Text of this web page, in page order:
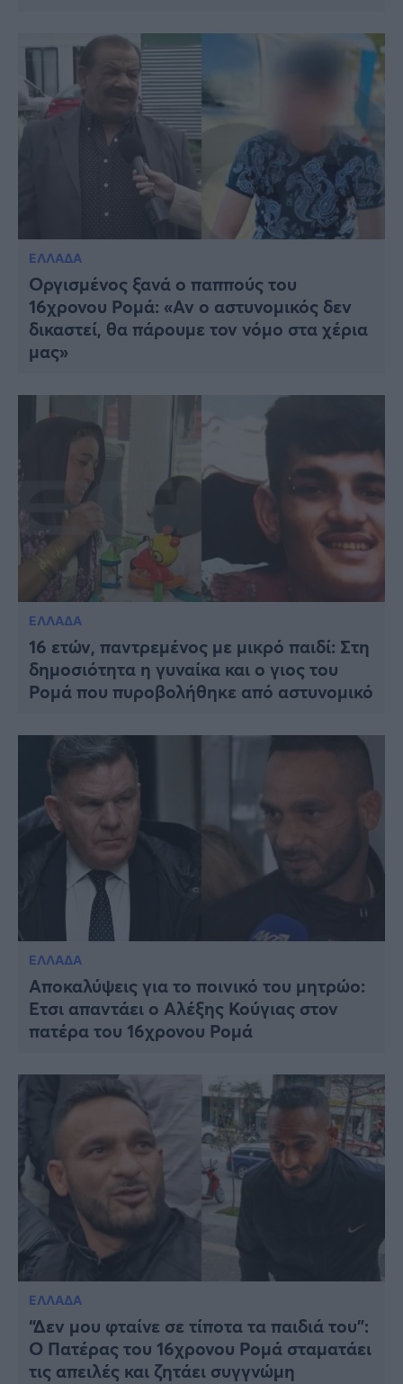
ΕΛΛΑΔΑ
Οργισμένος ξανά ο παππούς του
16χρονου Ρομά: «Αν ο αστυνομικός δεν
δικαστεί, θα πάρουμε τον νόμο στα χέρια
μας»
ΕΛΛΑΔΑ
16 ετών, παντρεμένος με μικρό παιδί: Στη
δημοσιότητα η γυναίκα και ο γιος του
Ρομά που πυροβολήθηκε από αστυνομικό
ΕΛΛΑΔΑ
Αποκαλύψεις για το ποινικό του μητρώο:
Έτσι απαντάει ο Αλέξης Κούγιας στον
πατέρα του 16χρονου Ρομά
ΕΛΛΑΔΑ
“Δεν μου φταίνε σε τίποτα τα παιδιά του”:
Ο Πατέρας του 16χρονου Ρομά σταματάει
τις απειλές και ζητάει συγγνώμη